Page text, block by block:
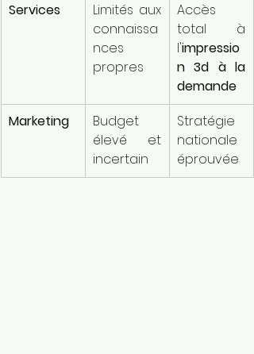
Services
Limités aux
connaissa
nces
propres
Accès
total à
l'impressio
n 3d à la
demande
Marketing
Budget
élevé et
incertain
Stratégie
nationale
éprouvée